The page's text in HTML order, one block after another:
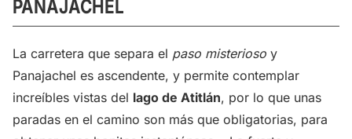
PANAJACHEL
La carretera que separa el paso misterioso y
Panajachel es ascendente, y permite contemplar
increíbles vistas del lago de Atitlán, por lo que unas
paradas en el camino son más que obligatorias, para